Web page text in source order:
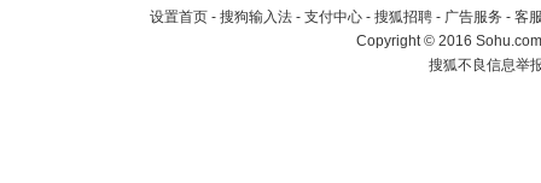
设置首页 - 搜狗输入法 - 支付中心 - 搜狐招聘 - 广告服务 - 客
Copyright©2016
搜狐不良信息举